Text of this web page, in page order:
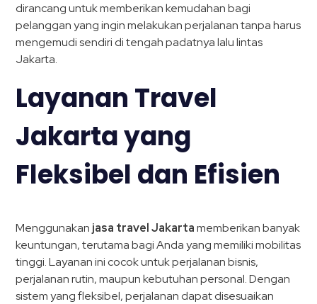
dirancang untuk memberikan kemudahan bagi
pelanggan yang ingin melakukan perjalanan tanpa harus
mengemudi sendiri di tengah padatnya lalu lintas
Jakarta.
Layanan Travel
Jakarta yang
Fleksibel dan Efisien
Menggunakan jasa travel Jakartamemberikan banyak
keuntungan, terutama bagi Anda yang memiliki mobilitas
tinggi. Layanan ini cocok untuk perjalanan bisnis,
perjalanan rutin, maupun kebutuhan personal. Dengan
sistem yang fleksibel, perjalanan dapat disesuaikan